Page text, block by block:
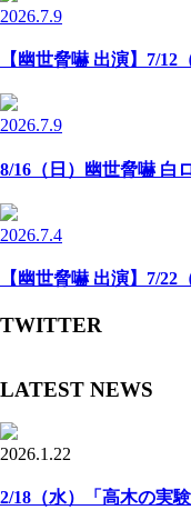
2026.7.9
【幽世脅嚇 出演】7/12
2026.7.9
8/16（日）幽世脅嚇 白
2026.7.4
【幽世脅嚇 出演】7/
TWITTER
LATEST NEWS
2026.1.22
2/18（水）「高木の実